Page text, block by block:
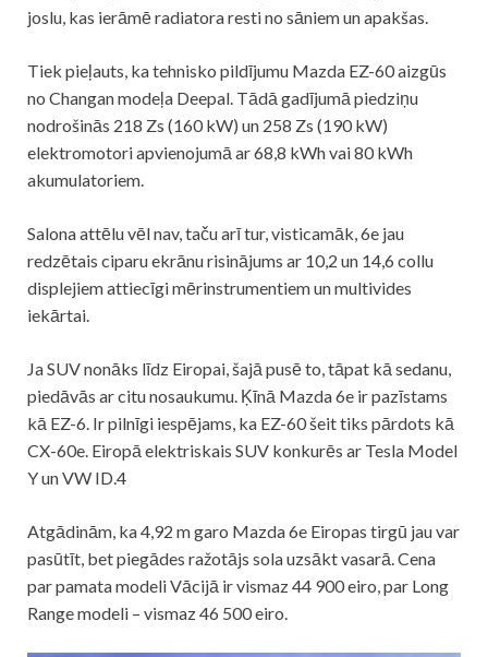
joslu, kas ierāmē radiatora resti no sāniem un apakšas.
Tiek pieļauts, ka tehnisko pildījumu Mazda EZ-60 aizgūs
no Changan modeļa Deepal. Tādā gadījumā piedziņu
nodrošinās 218 Zs (160 kW) un 258 Zs (190 kW)
elektromotori apvienojumā ar 68,8 kWh vai 80 kWh
akumulatoriem.
Salona attēlu vēl nav, taču arī tur, visticamāk, 6e jau
redzētais ciparu ekrānu risinājums ar 10,2 un 14,6 collu
displejiem attiecīgi mērinstrumentiem un multivides
iekārtai.
Ja SUV nonāks līdz Eiropai, šajā pusē to, tāpat kā sedanu,
piedāvās ar citu nosaukumu. Ķīnā Mazda 6e ir pazīstams
kā EZ-6. Ir pilnīgi iespējams, ka EZ-60 šeit tiks pārdots kā
CX-60e. Eiropā elektriskais SUV konkurēs ar Tesla Model
Y un VW ID.4
Atgādinām, ka 4,92 m garo Mazda 6e Eiropas tirgū jau var
pasūtīt, bet piegādes ražotājs sola uzsākt vasarā. Cena
par pamata modeli Vācijā ir vismaz 44 900 eiro, par Long
Range modeli – vismaz 46 500 eiro.